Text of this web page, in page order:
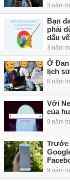
3 năm
Bạn
phải
dấu
3 năm
Ở Đan
lịch
8 năm
Với
của
9 năm
Trước
9 năm